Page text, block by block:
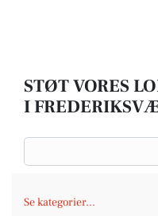
STØT VORES
I
Se kategorier...